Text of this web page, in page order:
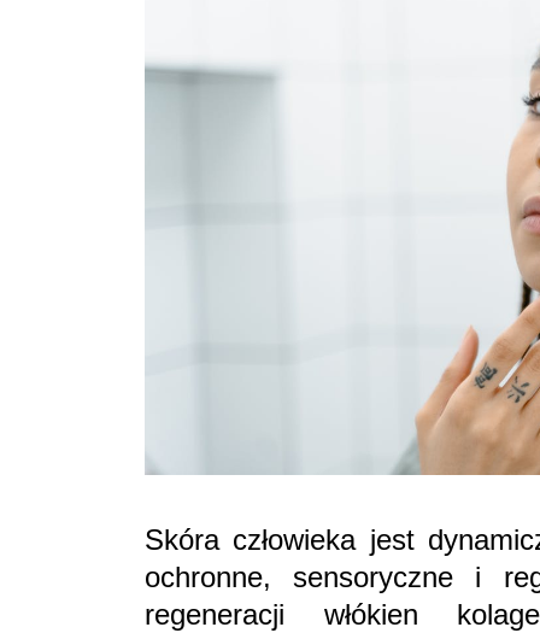
Skóra człowieka jest
ochronne, sensoryczne i
regeneracji włókien